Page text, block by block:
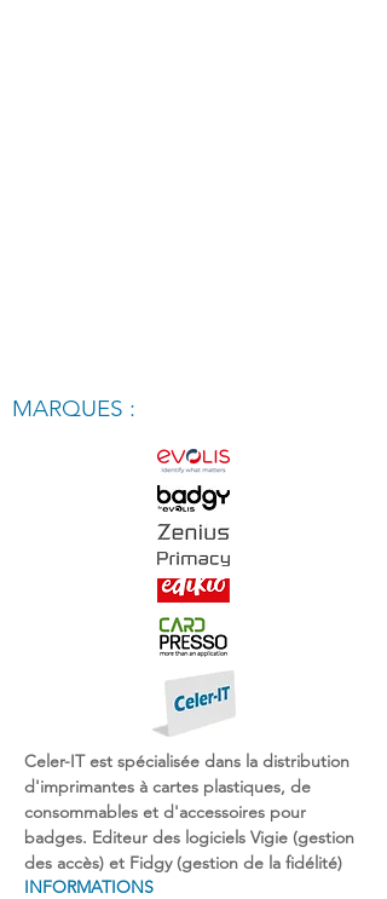
MARQUES :
Celer-IT est spécialisée dans la distribution
d'imprimantes à cartes plastiques, de
consommables et d'accessoires pour
badges. Editeur des logiciels Vigie (gestion
des accès) et Fidgy (gestion de la fidélité)
INFORMATIONS